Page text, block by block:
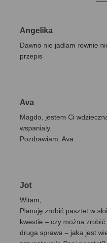
Angelika
Dawno nie jadlam rownie
przepis
Ava
Magdo, jestem Ci
wspanialy.
Pozdrawiam. Ava
Jot
Witam,
Planuję zrobić pasztet w
kwestie – czy można
druga sprawa – jaka jest